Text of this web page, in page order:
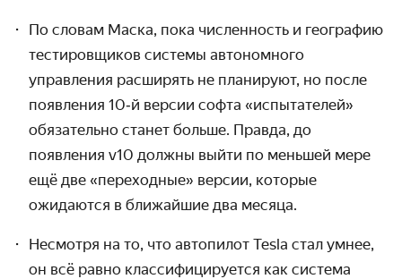
По словам Маска, пока численность и географию
тестировщиков системы автономного
управления расширять не планируют, но после
появления 10‑й версии софта «испытателей»
обязательно станет больше. Правда, до
появления v10 должны выйти по меньшей мере
ещё две «переходные» версии, которые
ожидаются в ближайшие два месяца.
Несмотря на то, что автопилот Tesla стал умнее,
он всё равно классифи­цируется как система